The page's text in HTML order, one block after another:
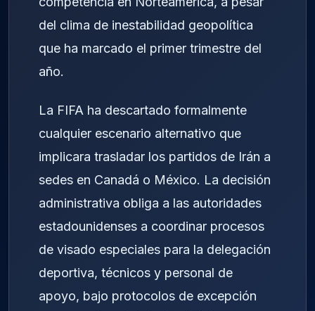
del clima de inestabilidad geopolítica
que ha marcado el primer trimestre del
año.
La FIFA ha descartado formalmente
cualquier escenario alternativo que
implicara trasladar los partidos de Irán a
sedes en Canadá o México. La decisión
administrativa obliga a las autoridades
estadounidenses a coordinar procesos
de visado especiales para la delegación
deportiva, técnicos y personal de
apoyo, bajo protocolos de excepción